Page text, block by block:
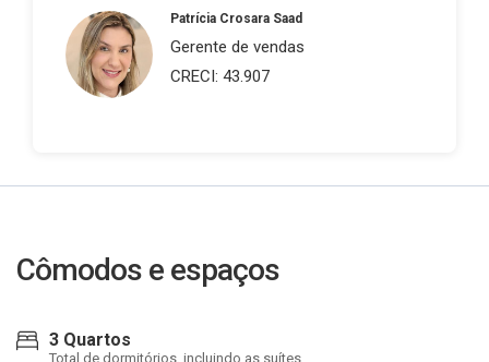
Patrícia Crosara Saad
Gerente de vendas
CRECI: 43.907
Cômodos e espaços
3 Quartos
Total de dormitórios, incluindo as suítes